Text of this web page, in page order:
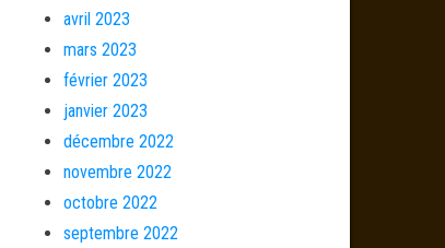
avril 2023
mars 2023
février 2023
janvier 2023
décembre 2022
novembre 2022
octobre 2022
septembre 2022